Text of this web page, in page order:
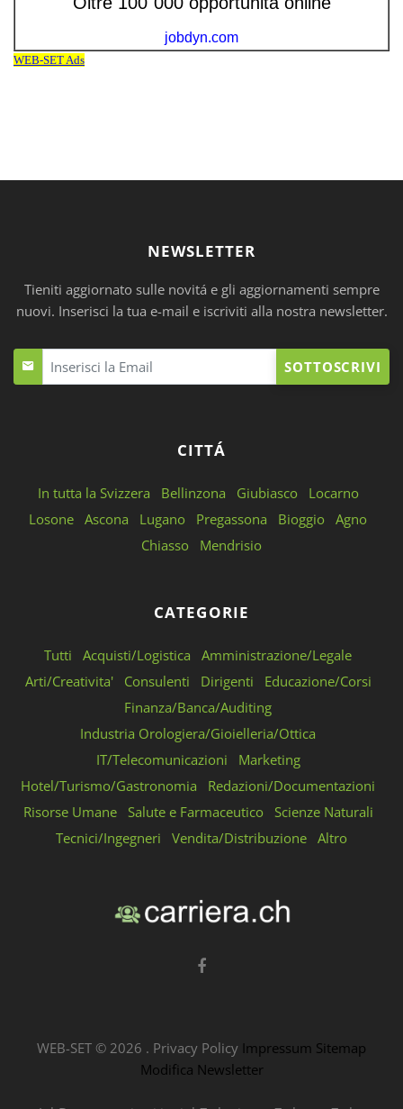
NEWSLETTER
Tieniti aggiornato sulle novitá e gli aggiornamenti sempre
nuovi. Inserisci la tua e-mail e iscriviti alla nostra newsletter.
SOTTOSCRIVI
CITTÁ
In tutta la Svizzera Bellinzona Giubiasco
Locarno
Losone Ascona Lugano Pregassona Bioggio Agno
Chiasso
Mendrisio
CATEGORIE
Tutti Acquisti/Logistica
Amministrazione/Legale
Arti/Creativita'
Consulenti Dirigenti
Educazione/Corsi
Finanza/Banca/Auditing
Industria Orologiera/Gioielleria/Ottica
IT/Telecomunicazioni
Marketing
Hotel/Turismo/Gastronomia
Redazioni/Documentazioni
Risorse Umane
Salute e Farmaceutico
Scienze Naturali
Tecnici/Ingegneri
Vendita/Distribuzione Altro
WEB-SET © 2026 . Privacy Policy Impressum Sitemap
Modifica Newsletter